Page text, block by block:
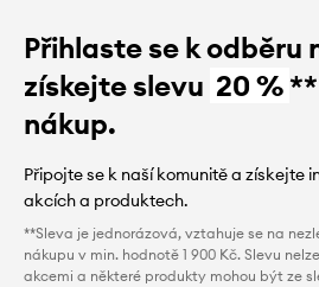
Přihlaste se k odběru
získejte slevu 20 %
nákup.
Připojte se k naší komunitě a získejte
akcích a produktech.
**Sleva je jednorázová, vztahuje se na
nákupu v min. hodnotě 1 900 Kč. Slevu
akcemi a některé produkty mohou být ze